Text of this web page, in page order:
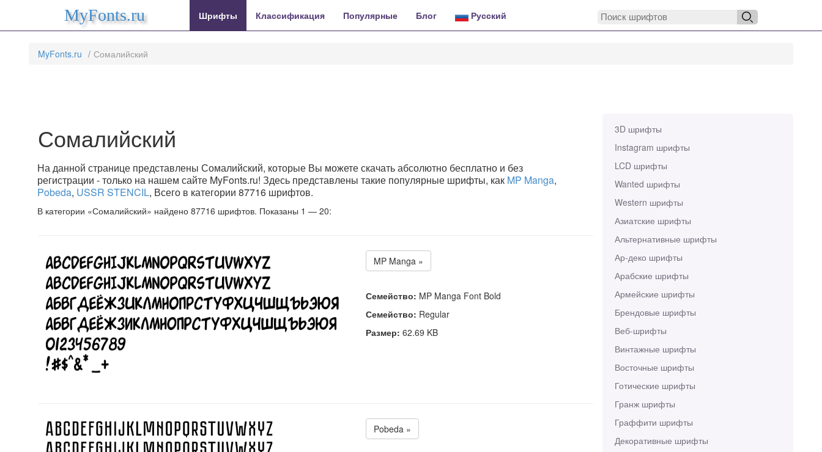
MyFonts.ru Шрифты Классификация Популярные Блог Русский
MyFonts.ru Сомалийский
3D шрифты
Instagram шрифты
LCD шрифты
Wanted шрифты
Western шрифты
Азиатские шрифты
Альтернативные шрифты
Ар-деко шрифты
Арабские шрифты
Армейские шрифты
Брендовые шрифты
Веб-шрифты
Винтажные шрифты
Восточные шрифты
Готические шрифты
Гранж шрифты
Граффити шрифты
Декоративные шрифты
Сомалийский
На данной странице представлены Сомалийский, которые Вы можете скачать абсолютно бесплатно и без
регистрации - только на нашем сайте MyFonts.ru! Здесь представлены такие популярные шрифты, как MP Manga,
Pobeda, USSR STENCIL, Всего в категории 87716 шрифтов.
В категории «Сомалийский» найдено 87716 шрифтов. Показаны 1 — 20:
MP Manga »
Семейство: MP Manga Font Bold
Семейство: Regular
Размер: 62.69 KB
Pobeda »